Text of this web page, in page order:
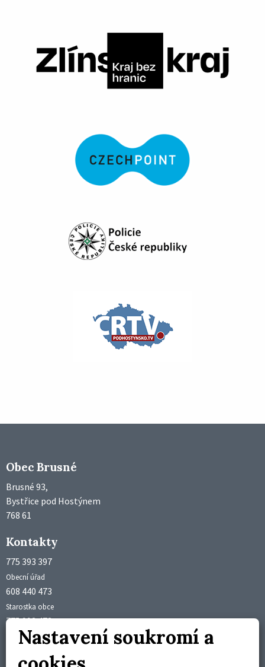
Obec Brusné
Brusné 93,
Bystřice pod Hostýnem
768 61
Kontakty
775 393 397
Obecní úřad
608 440 473
Starostka obce
775 992 473
Účetní obce
Nastavení soukromí a